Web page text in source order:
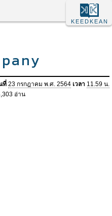
KEEDKEAN
ที่ 23 กรกฎาคม พ.ศ. 2564 เวลา 11.59 น.
อ่าน